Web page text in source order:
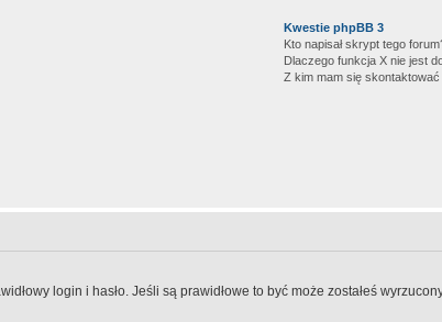
Kwestie phpBB 3
Kto napisał skrypt tego
Dlaczego funkcja X nie jest
Z kim mam się
login i hasło. Jeśli są prawidłowe to być może zostałeś